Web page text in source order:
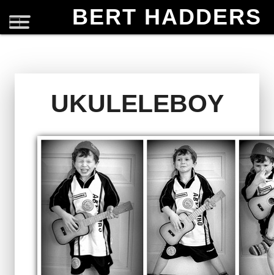
BERT HADDERS
UKULELEBOY